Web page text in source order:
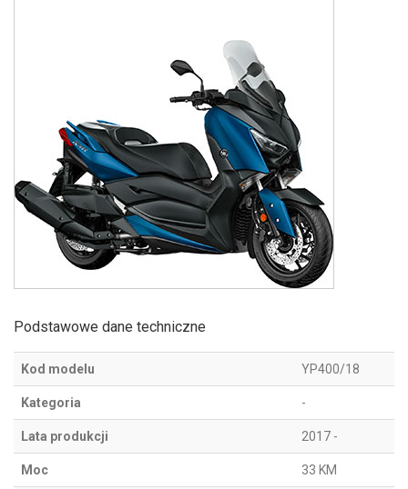
Podstawowe dane techniczne
Kod modelu YP400/18
Kategoria -
Lata produkcji 2017 -
Moc 33 KM